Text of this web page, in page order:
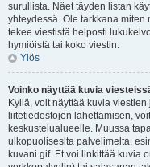
surullista. Näet täyden listan
yhteydessä. Ole tarkkana
tekee viestistä helposti
hymiöistä tai koko viestin.
Ylös
Voinko näyttää kuvia
Kyllä, voit näyttää kuvia
liitetiedostojen lähettämisen,
keskustelualueelle. Muussa
ulkopuoliseslta palvelimelta,
kuvani.gif. Et voi linkittää kuvia